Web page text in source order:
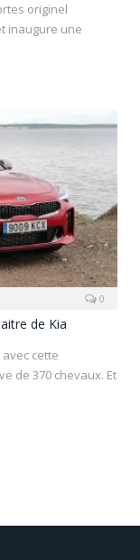
originel
inaugure une
0
de Kia
cette
de 370 chevaux. Et